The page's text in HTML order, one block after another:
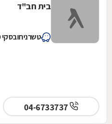
בית חב"ד
טשרניחובסקי 69, חיפה
04-6733737